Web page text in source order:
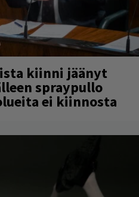
kiinni jäänyt
spraypullo
ei kiinnosta